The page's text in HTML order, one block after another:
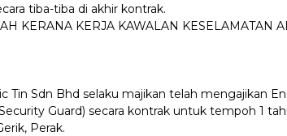
tiba-tiba di akhir kontrak.
KERANA KERJA KAWALAN KESELAMATAN
Tin Sdn Bhd selaku majikan telah mengajikan
Guard) secara kontrak untuk tempoh 1
Perak.